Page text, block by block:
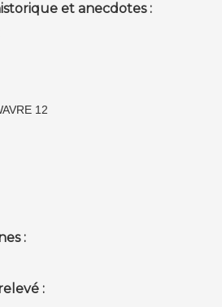
et anecdotes :
12
:
: